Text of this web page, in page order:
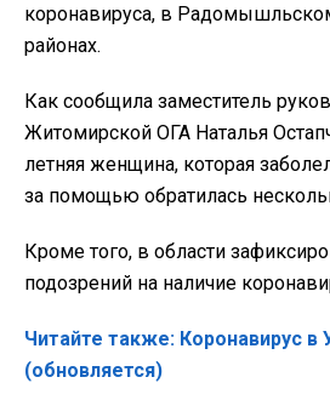
коронавируса, в
районах.
Как сообщила заместитель
Житомирской ОГА Наталья
летняя женщина, которая
за помощью обратилась
Кроме того, в области
подозрений на наличие
Читайте также: Коронавирус в
(обновляется)